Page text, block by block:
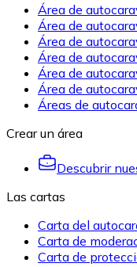
Área de
Área de
Área de
Área de
Área de
Área de
Áreas de
Crear un área
Descubrir
Las cartas
Carta del
Carta de
Carta de